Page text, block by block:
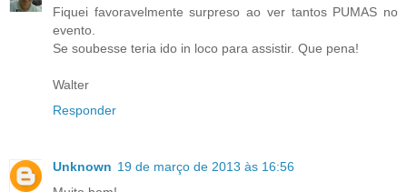
Fiquei favoravelmente surpreso ao ver tantos PUMAS no
evento.
Se soubesse teria ido in loco para assistir. Que pena!
Walter
Responder
Unknown 19 de março de 2013 às 16:56